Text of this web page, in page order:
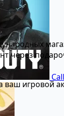
через
игровой